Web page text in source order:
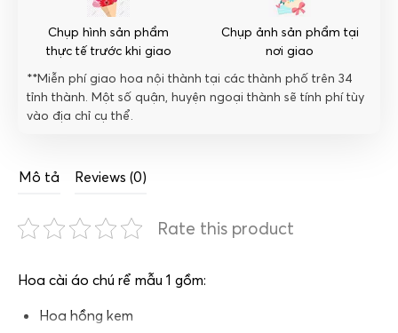
Chụp hình sản phẩm
thực tế trước khi giao
Chụp ảnh sản phẩm tại
nơi giao
**Miễn phí giao hoa nội thành tại các thành phố trên 34
tỉnh thành. Một số quận, huyện ngoại thành sẽ tính phí tùy
vào địa chỉ cụ thể.
Mô tả Reviews (0)
Rate this product
Hoa cài áo chú rể mẫu 1 gồm:
Hoa hồng kem